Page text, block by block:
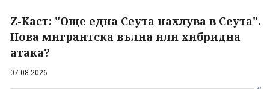
Z-Каст: "Още една Сеута нахлува в Сеута".
Нова мигрантска вълна или хибридна
атака?
07.08.2026